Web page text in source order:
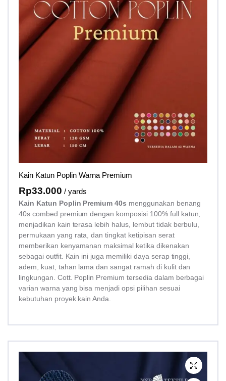
Kain Katun Poplin Warna Premium
Rp33.000 / yards
Kain Katun Poplin Premium 40s menggunakan benang
40s combed premium dengan komposisi 100% full katun,
menjadikan kain terasa lebih halus, lembut tidak berbulu,
permukaan yang rata, dan tingkat ketipisan serat
memberikan kenyamanan maksimal ketika dikenakan
sebagai outfit. Kain ini juga memiliki daya serap tinggi,
adem, kuat, tahan lama dan sangat ramah di kulit dan
lingkungan. Cott. Poplin Premium tersedia dalam berbagai
varian warna yang bisa menjadi opsi pilihan sesuai
kebutuhan proyek kain Anda.